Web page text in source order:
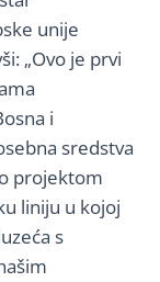
unije
„Ovo je prvi
i
sredstva
projektom
liniju u kojoj
s